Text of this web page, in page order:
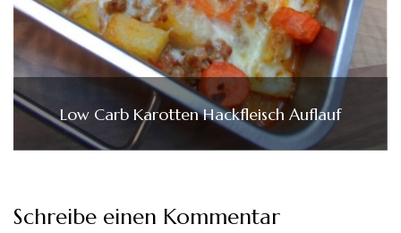
Low Carb Karotten Hackfleisch Auflauf
Schreibe einen Kommentar